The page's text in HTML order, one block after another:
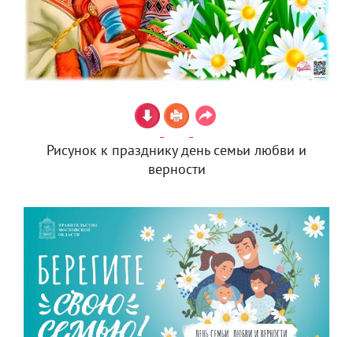
Рисунок к празднику день семьи любви и
верности